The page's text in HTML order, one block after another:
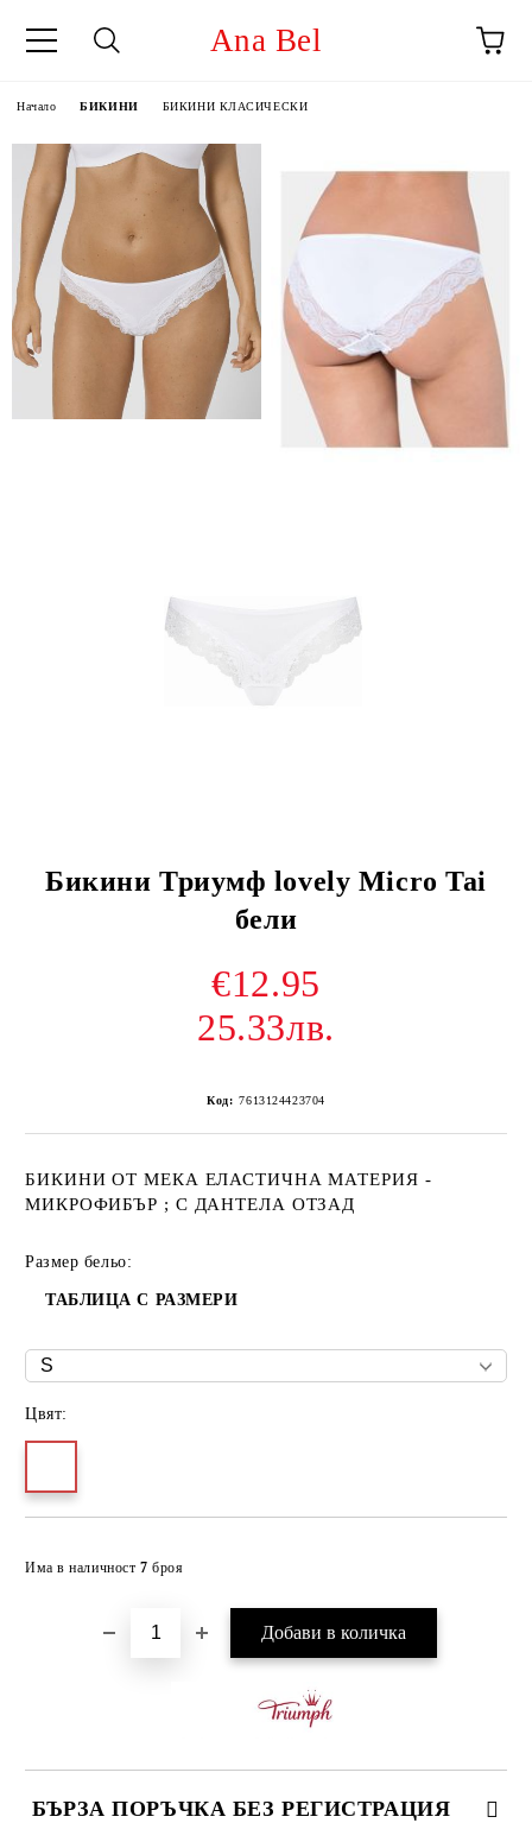
Ana Bel
Начало БИКИНИ БИКИНИ КЛАСИЧЕСКИ
Бикини Триумф lovely Micro Tai
бели
€12.95
25.33лв.
Код: 7613124423704
БИКИНИ ОТ МЕКА ЕЛАСТИЧНА МАТЕРИЯ -
МИКРОФИБЪР ; С ДАНТЕЛА ОТЗАД
Размер бельо:
ТАБЛИЦА С РАЗМЕРИ
Цвят:
Има в наличност 7 броя
БЪРЗА ПОРЪЧКА БЕЗ РЕГИСТРАЦИЯ